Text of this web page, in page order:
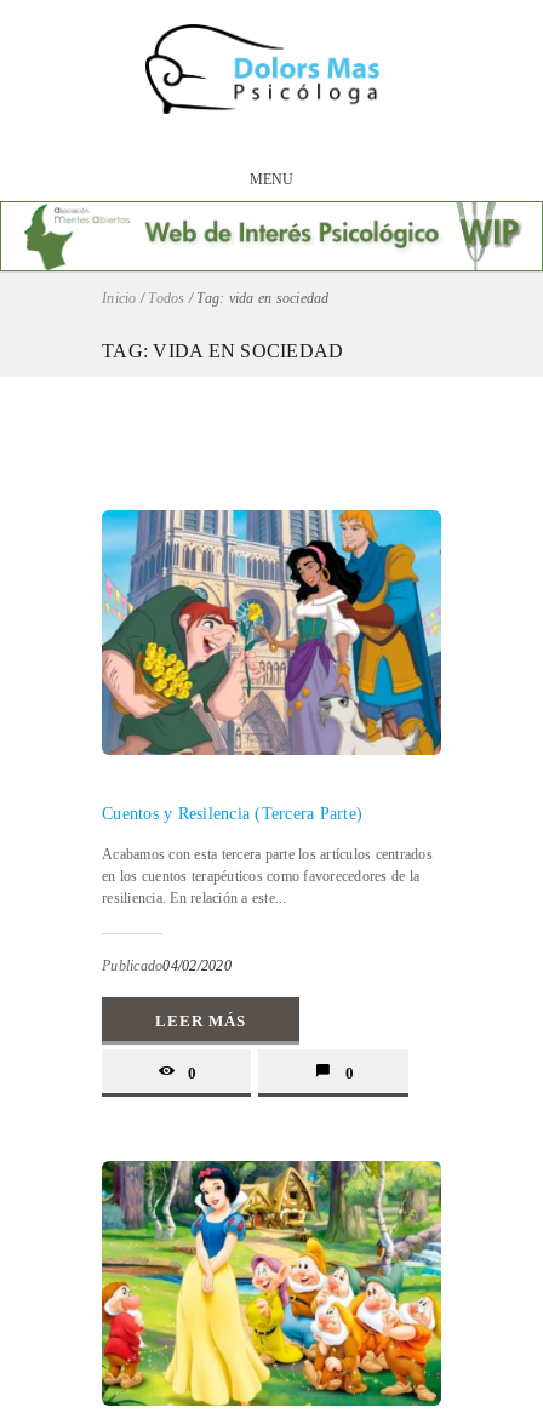
MENU
Inicio / Todos / Tag: vida en sociedad
TAG: VIDA EN SOCIEDAD
Cuentos y Resilencia (Tercera Parte)
Acabamos con esta tercera parte los artículos centrados
en los cuentos terapéuticos como favorecedores de la
resiliencia. En relación a este...
Publicado04/02/2020
LEER MÁS
0 0